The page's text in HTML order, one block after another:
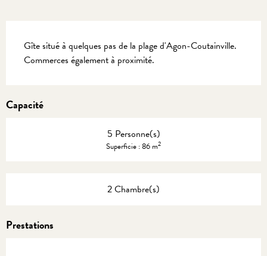
Gîte situé à quelques pas de la plage d'Agon-Coutainville.
Commerces également à proximité.
Capacité
5 Personne(s)
Superficie : 86 m2
2 Chambre(s)
Prestations